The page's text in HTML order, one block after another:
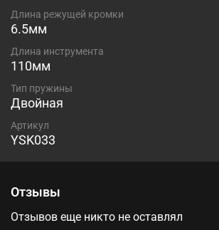
Длина режущей кромки
6.5мм
Длина инструмента
110мм
Тип пружины
Двойная
Артикул
YSK033
Отзывы
Отзывов еще никто не оставлял